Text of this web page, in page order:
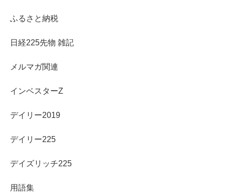
ふるさと納税
日経225先物 雑記
メルマガ関連
インベスターZ
デイリー2019
デイリー225
デイズリッチ225
用語集